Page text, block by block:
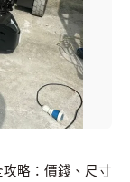
略：價錢、尺寸
式。
可
在
產
品
頁
選